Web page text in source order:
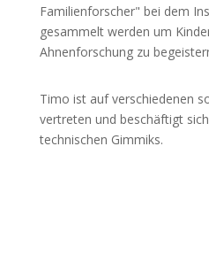
Familienforscher" bei dem
gesammelt werden um
Ahnenforschung zu
Timo ist auf verschiedenen
vertreten und beschäftigt
technischen Gimmiks.